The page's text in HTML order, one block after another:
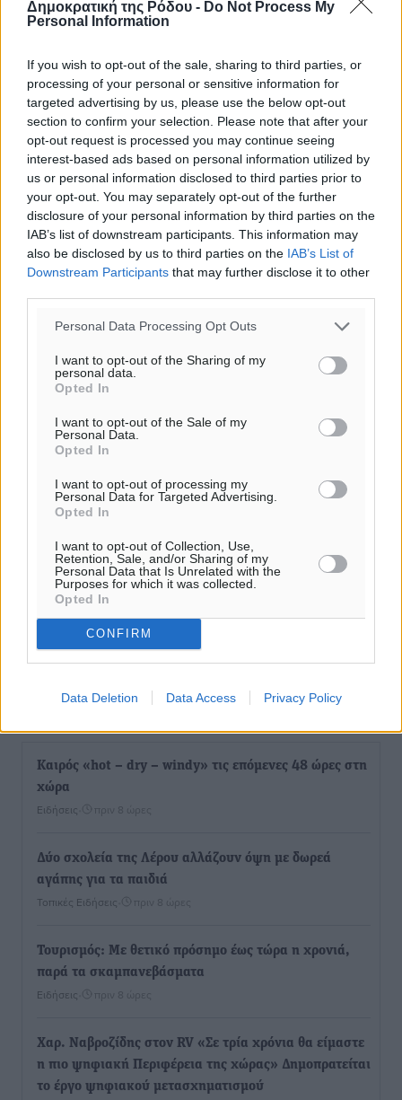
Δημοκρατική της Ρόδου - Do Not Process My
Personal Information
If you wish to opt-out of the sale, sharing to third parties, or
processing of your personal or sensitive information for
targeted advertising by us, please use the below opt-out
section to confirm your selection. Please note that after your
opt-out request is processed you may continue seeing
interest-based ads based on personal information utilized by
us or personal information disclosed to third parties prior to
your opt-out. You may separately opt-out of the further
disclosure of your personal information by third parties on the
IAB’s list of downstream participants. This information may
also be disclosed by us to third parties on the IAB’s List of
Downstream Participants that may further disclose it to other
Personal Data Processing Opt Outs
I want to opt-out of the Sharing of my
personal data.
Opted In
I want to opt-out of the Sale of my
Personal Data.
Opted In
I want to opt-out of processing my
Personal Data for Targeted Advertising.
Opted In
I want to opt-out of Collection, Use,
Retention, Sale, and/or Sharing of my
Personal Data that Is Unrelated with the
Purposes for which it was collected.
Opted In
CONFIRM
Data Deletion Data Access Privacy Policy
ΠΕ
Ροή ειδήσεων
Καιρός «hot – dry – windy» τις επόμενες 48 ώρες στη
χώρα
Ειδήσεις πριν 8 ώρες
Δύο σχολεία της Λέρου αλλάζουν όψη με δωρεά
αγάπης για τα παιδιά
Τοπικές Ειδήσεις πριν 8 ώρες
Τουρισμός: Με θετικό πρόσημο έως τώρα η χρονιά,
παρά τα σκαμπανεβάσματα
Ειδήσεις πριν 8 ώρες
Χαρ. Ναβροζίδης στον RV «Σε τρία χρόνια θα είμαστε
η πιο ψηφιακή Περιφέρεια της χώρας» Δημοπρατείται
το έργο ψηφιακού μετασχηματισμού